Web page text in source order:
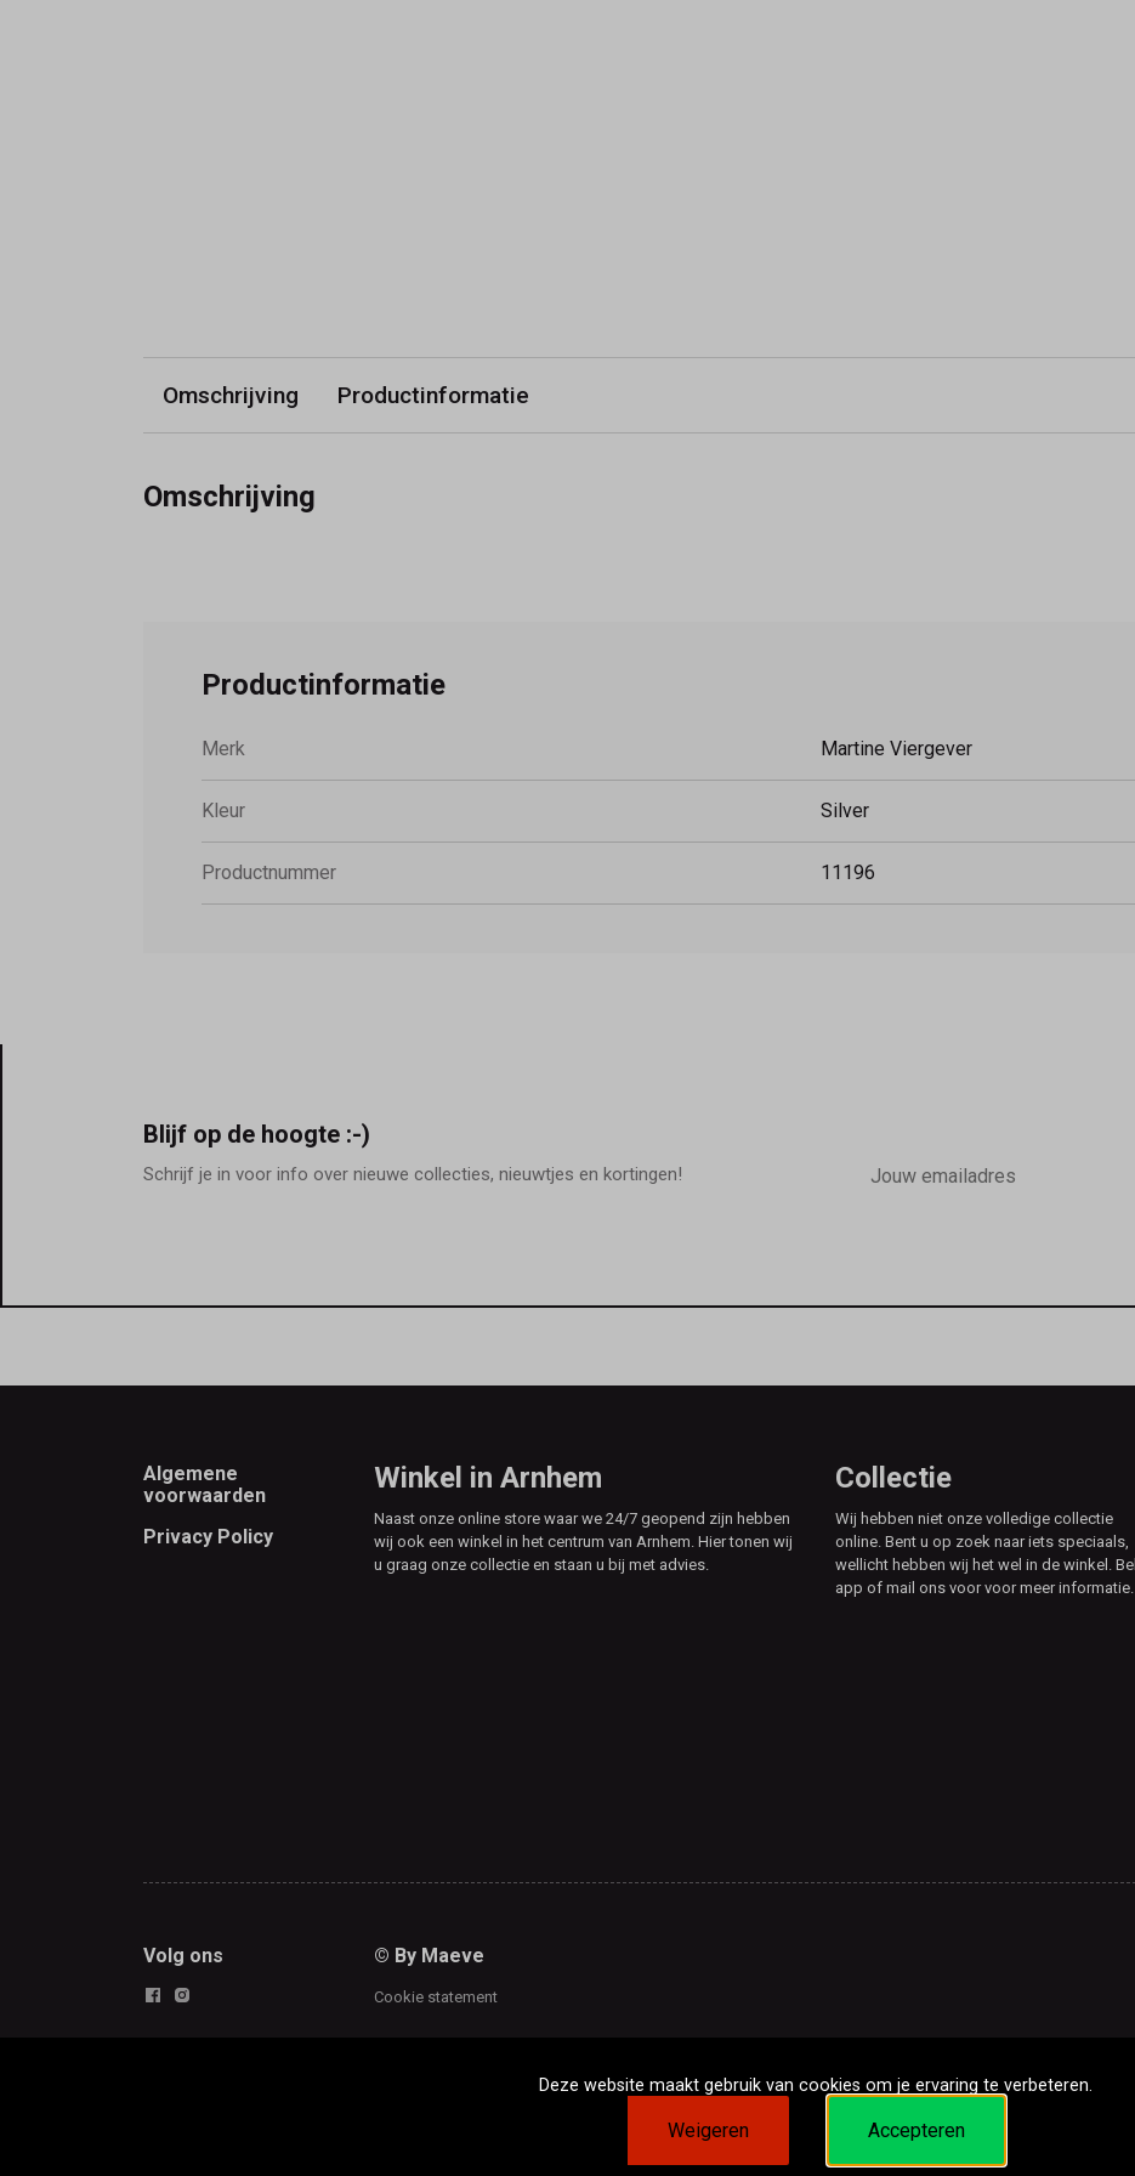
Omschrijving Productinformatie
Omschrijving
Productinformatie
Merk Martine Viergever
Kleur Silver
Productnummer 11196
Blijf op de hoogte :-)
Schrijf je in voor info over nieuwe collecties, nieuwtjes en kortingen!
mailadres
Footer
Algemene
voorwaarden
Privacy Policy
Winkel in Arnhem
Naast onze online store waar we 24/7 geopend zijn hebben
wij ook een winkel in het centrum van Arnhem. Hier tonen wij
u graag onze collectie en staan u bij met advies.
Collectie
Wij hebben niet onze volledige collectie
online. Bent u op zoek naar iets speciaals,
wellicht hebben wij het wel in de winkel. Bel,
app of mail ons voor voor meer informatie.
Volg ons © By Maeve
Cookie statement
Deze website maakt gebruik van cookies om je ervaring te verbeteren.
Weigeren Accepteren